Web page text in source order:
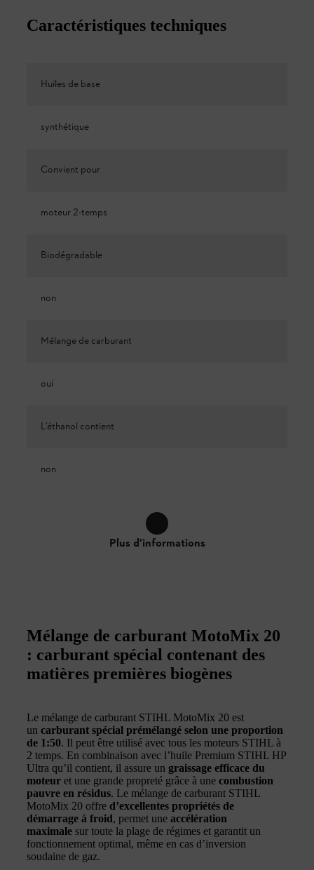
Caractéristiques techniques
Huiles de base
synthétique
Convient pour
moteur 2-temps
Biodégradable
non
Mélange de carburant
oui
L’éthanol contient
non
Plus d'informations
Mélange de carburant MotoMix 20
: carburant spécial contenant des
matières premières biogènes
Le mélange de carburant STIHL MotoMix 20 est
un carburant spécial prémélangé selon une proportion
de 1:50. Il peut être utilisé avec tous les moteurs STIHL à
2 temps. En combinaison avec l’huile Premium STIHL HP
Ultra qu’il contient, il assure un graissage efficace du
moteur et une grande propreté grâce à une combustion
pauvre en résidus. Le mélange de carburant STIHL
MotoMix 20 offre d’excellentes propriétés de
démarrage à froid, permet une accélération
maximale sur toute la plage de régimes et garantit un
fonctionnement optimal, même en cas d’inversion
soudaine de gaz.